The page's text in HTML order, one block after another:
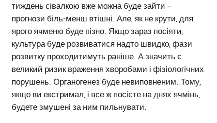
тиждень сівалкою вже можна буде зайти –
прогнози біль-менш втішні. Але, як не крути, для
ярого ячменю буде пізно. Якщо зараз посіяти,
культура буде розвиватися надто швидко, фази
розвитку проходитимуть раніше. А значить є
великий ризик враження хворобами і фізіологічних
порушень. Органогенез буде невиповненим. Тому,
якщо ви екстримал, і все ж посієте на днях ячмінь,
будете змушені за ним пильнувати.